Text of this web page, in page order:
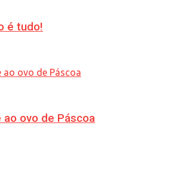
é tudo!
ao ovo de Páscoa